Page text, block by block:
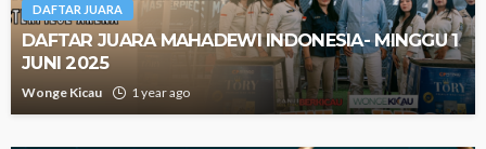
DAFTAR JUARA
DAFTAR JUARA MAHADEWI INDONESIA- MINGGU 1
JUNI 2025
Wonge Kicau 1 year ago